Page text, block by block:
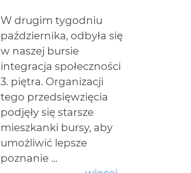
W drugim tygodniu
października, odbyła się
w naszej bursie
integracja społeczności
3. piętra. Organizacji
tego przedsięwzięcia
podjęły się starsze
mieszkanki bursy, aby
umożliwić lepsze
poznanie ...